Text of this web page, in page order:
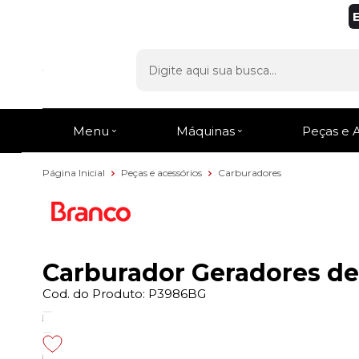
Menu Máquinas Peças e
Página Inicial Peças e acessórios Carburadores
Carburador Geradores
Cod. do Produto: P3986BG